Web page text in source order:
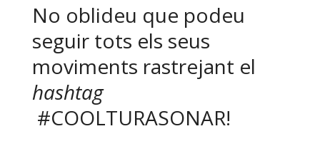
No oblideu que podeu
seguir tots els seus
moviments rastrejant el
hashtag
#COOLTURASONAR!